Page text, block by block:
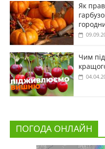
Як
Чим
ПОГОДА ОНЛАЙН